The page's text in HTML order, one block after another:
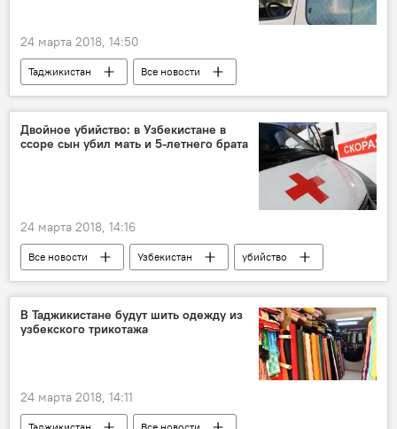
24 марта 2018, 14:50
Таджикистан
Все новости
МВД Таджикистана
убийство
ранение
Двойное убийство: в Узбекистане в
ссоре сын убил мать и 5-летнего брата
24 марта 2018, 14:16
Все новости Узбекистан
убийство
Центральная Азия
В Таджикистане будут шить одежду из
узбекского трикотажа
24 марта 2018, 14:11